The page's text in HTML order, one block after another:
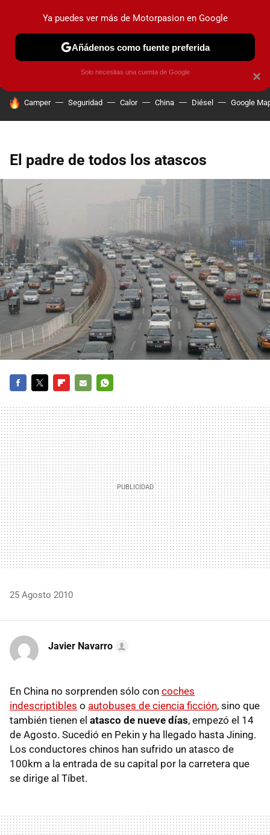
PRUEBAS COCHES ELÉCTRICOS OBSERVATORIO
HOY SE HABLA DE
Camper Seguridad Calor China Diésel Google
El padre de todos los atascos
MAIL
25 Agosto 2010
Javier Navarro
En China no sorprenden sólo con coches
indescriptibles o autobuses de ciencia ficción, sino que
también tienen el atasco de nueve días, empezó el 14
de Agosto. Sucedió en Pekin y ha llegado hasta Jining.
Los conductores chinos han sufrido un atasco de
100km a la entrada de su capital por la carretera que
se dirige al Tíbet.
×
Ya puedes ver más de Motorpasion en Google
Añádenos como fuente preferida
Solo necesitas una cuenta de Google